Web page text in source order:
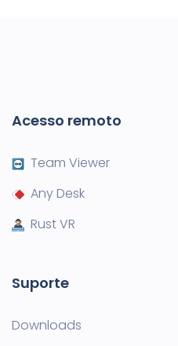
Acesso remoto
Team Viewer
Any Desk
Rust VR
Suporte
Downloads